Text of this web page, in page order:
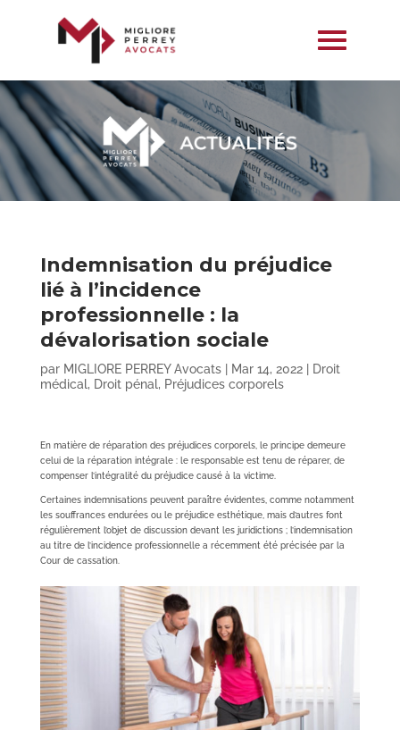
Indemnisation du préjudice
lié à l’incidence
professionnelle : la
dévalorisation sociale
par MIGLIORE PERREY Avocats| Mar 14, 2022|
Droit
médical, Droit pénal, Préjudices corporels
En matière de réparation des préjudices corporels, le principe demeure
celui de la réparation intégrale : le responsable est tenu de réparer, de
compenser l’intégralité du préjudice causé à la victime.
Certaines indemnisations peuvent paraître évidentes, comme notamment
les souffrances endurées ou le préjudice esthétique, mais d’autres font
régulièrement l’objet de discussion devant les juridictions ; l’indemnisation
au titre de l’incidence professionnelle a récemment été précisée par la
Cour de cassation.